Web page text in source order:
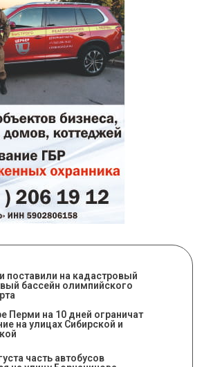
поставили на кадастровый
бассейн олимпийского
Перми на 10 дней ограничат
на улицах Сибирской и
часть автобусов